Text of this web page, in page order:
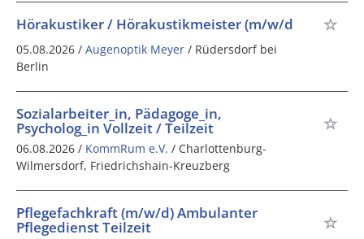
Hörakustiker / Hörakustikmeister (m/w/d
05.08.2026 / Augenoptik Meyer / Rüdersdorf bei
Berlin
Sozialarbeiter_in, Pädagoge_in,
Psycholog_in Vollzeit / Teilzeit
06.08.2026 / KommRum e.V. / Charlottenburg-
Wilmersdorf, Friedrichshain-Kreuzberg
Pflegefachkraft (m/w/d) Ambulanter
Pflegedienst Teilzeit